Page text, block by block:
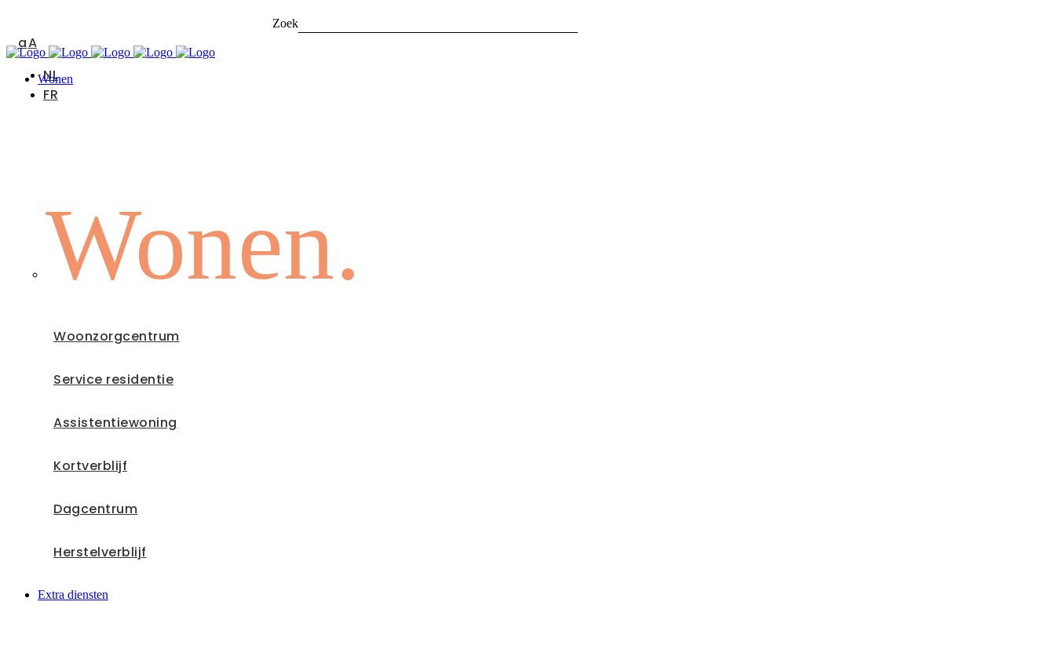
Zoek naar:
aA
NL
FR
Wonen
Wonen.
Woonzorgcentrum
Service residentie
Assistentiewoning
Kortverblijf
Dagcentrum
Herstelverblijf
Extra diensten